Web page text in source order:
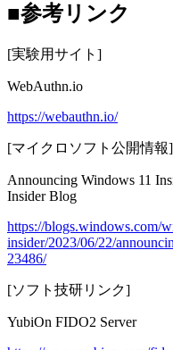
■参考リンク
[実験用サイト]
WebAuthn.io
https://webauthn.io/
[マイクロソフト公開情報]
Announcing Windows 11
Insider Blog
https://blogs.windows.com/
insider/2023/06/22/
23486/
[ソフト技研リンク]
YubiOn FIDO2 Server